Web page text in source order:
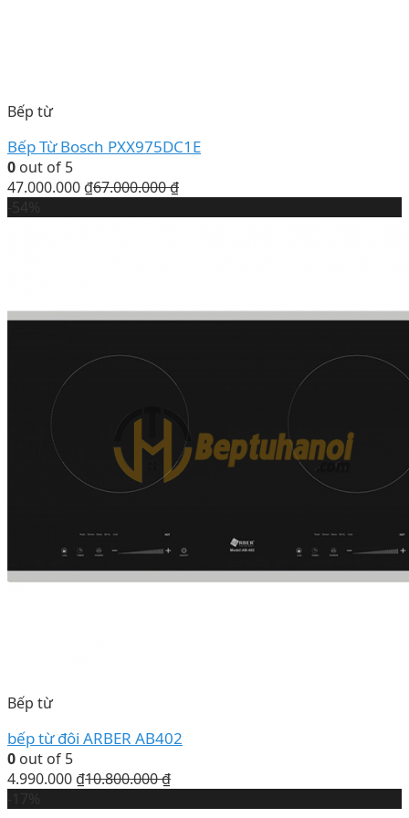
Bếp từ
Bếp Từ Bosch PXX975DC1E
0 out of 5
47.000.000 ₫67.000.000₫
Bếp từ
bếp từ đôi ARBER AB402
0 out of 5
4.990.000 ₫10.800.000₫